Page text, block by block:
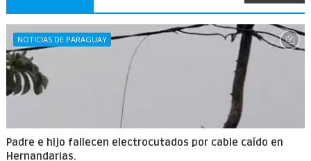
NOTICIAS DE PARAGUAY
Padre e hijo fallecen electrocutados por cable caído en
Hernandarias.